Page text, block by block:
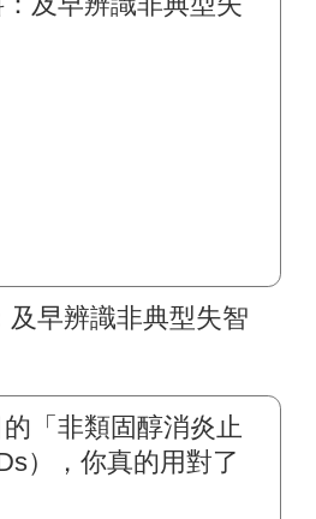
及早辨識非典型失智